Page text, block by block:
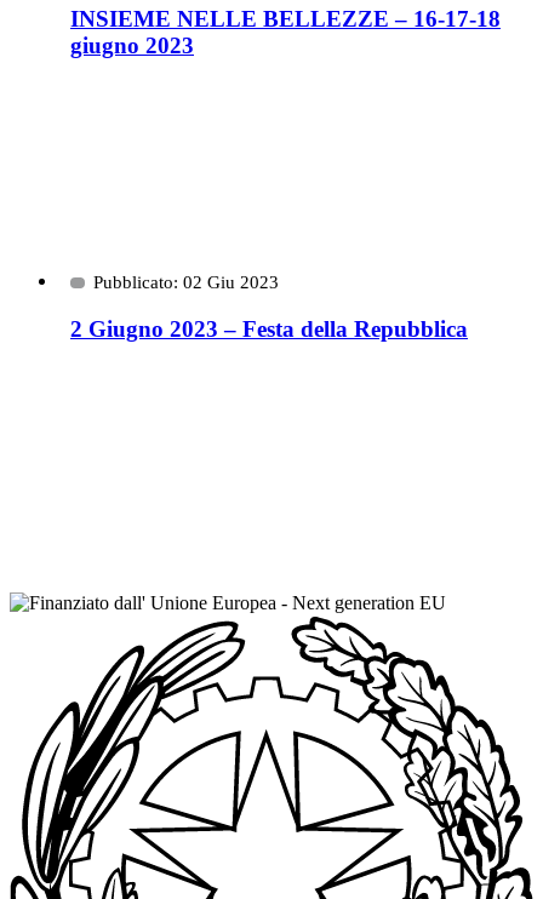
INSIEME NELLE BELLEZZE – 16-17-18
giugno 2023
Pubblicato: 02 Giu 2023
2 Giugno 2023 – Festa della Repubblica